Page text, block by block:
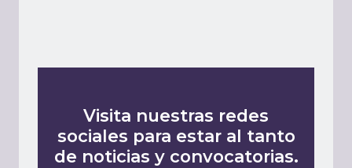
Visita nuestras redes
sociales para estar al tanto
de noticias y convocatorias.